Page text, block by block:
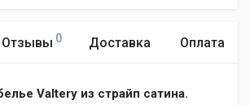
Отзывы 0 Доставка Оплата
Valtery из страйп сатина.